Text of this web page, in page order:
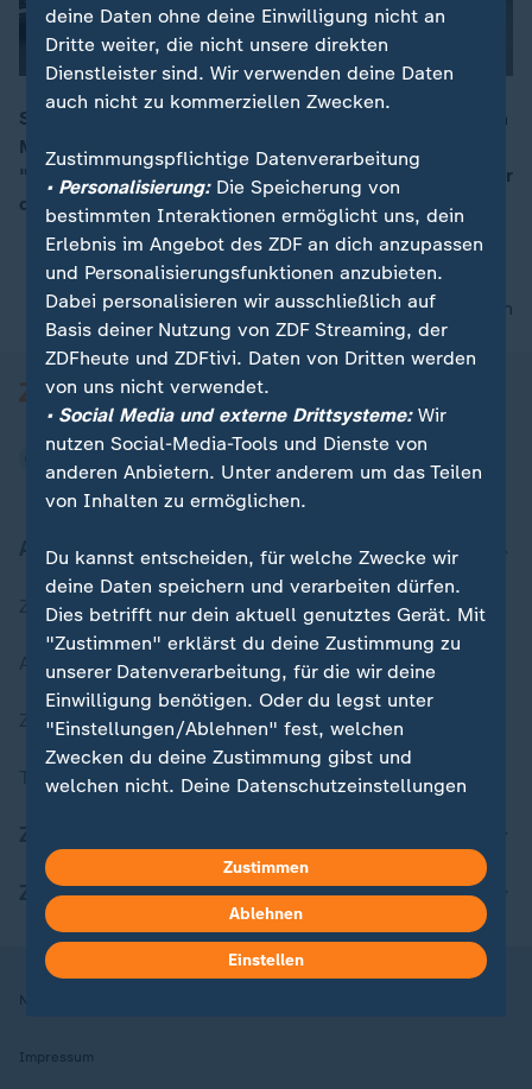
00:16
Seit elf Jahren ermittelt die Schauspielerin Anna Maria
Mühle als Kommissarin Nora Weiss für die ZDF-Serie
"Solo für Weiss". Hallo Deutschland blickt mit ihr hinter
die Kulissen der Serie.
nach oben
Aktuell bei ZDFheute
Zuletzt veröffentlicht
Aktuelle Sendungs-Videos
ZDFheute Stories
Themen im Überblick
ZDFheute Apps
Nutzungsbedingungen
Impressum
deine Daten ohne deine Einwilligung nicht an
Dritte weiter, die nicht unsere direkten
Dienstleister sind. Wir verwenden deine Daten
auch nicht zu kommerziellen Zwecken.
Zustimmungspflichtige Datenverarbeitung
• Personalisierung:Die Speicherung von
bestimmten Interaktionen ermöglicht uns, dein
Erlebnis im Angebot des ZDF an dich anzupassen
und Personalisierungsfunktionen anzubieten.
Dabei personalisieren wir ausschließlich auf
Basis deiner Nutzung von ZDF Streaming, der
ZDFheute und ZDFtivi. Daten von Dritten werden
von uns nicht verwendet.
• Social Media und externe Drittsysteme:Wir
nutzen Social-Media-Tools und Dienste von
anderen Anbietern. Unter anderem um das Teilen
von Inhalten zu ermöglichen.
Du kannst entscheiden, für welche Zwecke wir
deine Daten speichern und verarbeiten dürfen.
Dies betrifft nur dein aktuell genutztes Gerät. Mit
"Zustimmen" erklärst du deine Zustimmung zu
unserer Datenverarbeitung, für die wir deine
Einwilligung benötigen. Oder du legst unter
"Einstellungen/Ablehnen" fest, welchen
Zwecken du deine Zustimmung gibst und
welchen nicht. Deine Datenschutzeinstellungen
Hier findest du das Impressum.
Weitere Informationen findest du in unserer
Datenschutzerklärung.
Zustimmen
Ablehnen
Einstellen